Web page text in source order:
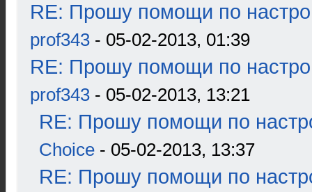
RE: Прошу помощи по
prof343 - 05-02-2013, 01:39
RE: Прошу помощи по
prof343 - 05-02-2013, 13:21
RE: Прошу помощи по
Choice - 05-02-2013, 13:37
RE: Прошу помощи по